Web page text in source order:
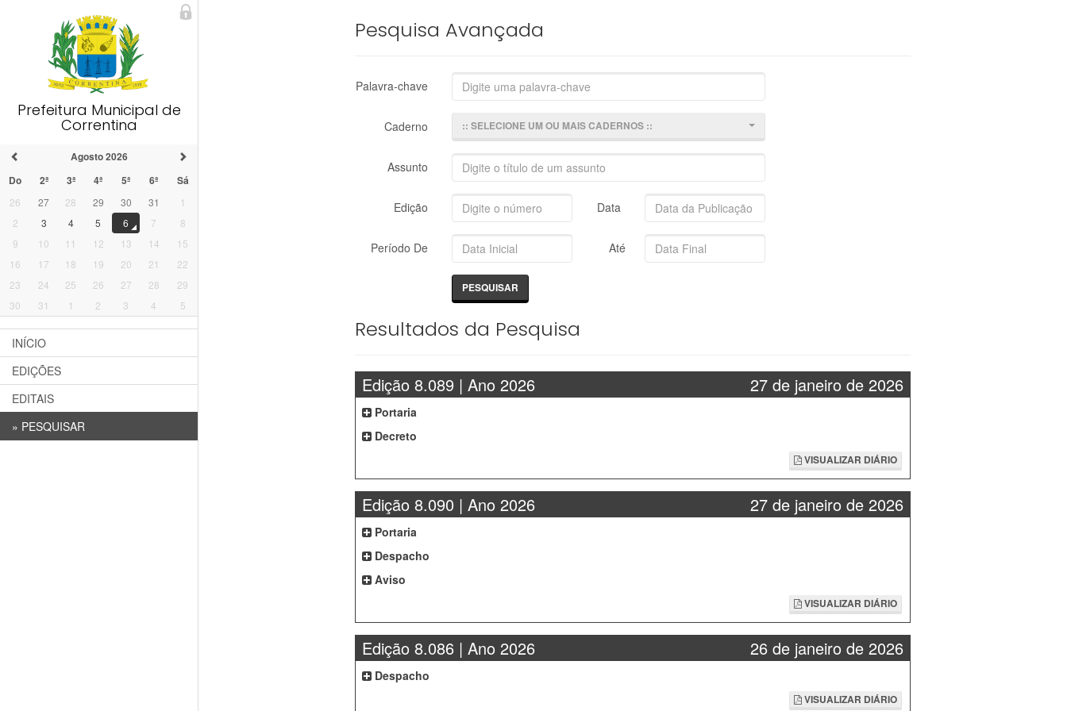
Prefeitura Municipal de
Correntina
Agosto 2026
Do
2ª 3ª 4ª 5ª 6ª Sá
26 27 28 29 30 31
1
2
3 4 5 6 7
8
9
10 11 12 13 14
15
16
17 18 19 20 21
22
23
24 25 26 27 28
29
30
31 1 2 3 4 5
INÍCIO
EDIÇÕES
EDITAIS
» PESQUISAR
Pesquisa Avançada
Palavra-chave
Caderno :: SELECIONE UM OU MAIS CADERNOS ::
Assunto
Edição Data
Período De Até
Resultados da Pesquisa
Edição 8.089 | Ano 2026 27 de janeiro de 2026
Portaria
Decreto
VISUALIZAR DIÁRIO
Edição 8.090 | Ano 2026 27 de janeiro de 2026
Portaria
Despacho
Aviso
VISUALIZAR DIÁRIO
Edição 8.086 | Ano 2026 26 de janeiro de 2026
Despacho
VISUALIZAR DIÁRIO